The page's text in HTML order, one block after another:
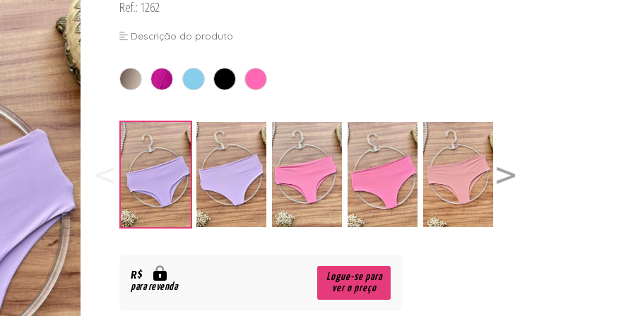
Ref.: 1262
Descrição do produto
R$
para revenda
Logue-se para
ver o preço